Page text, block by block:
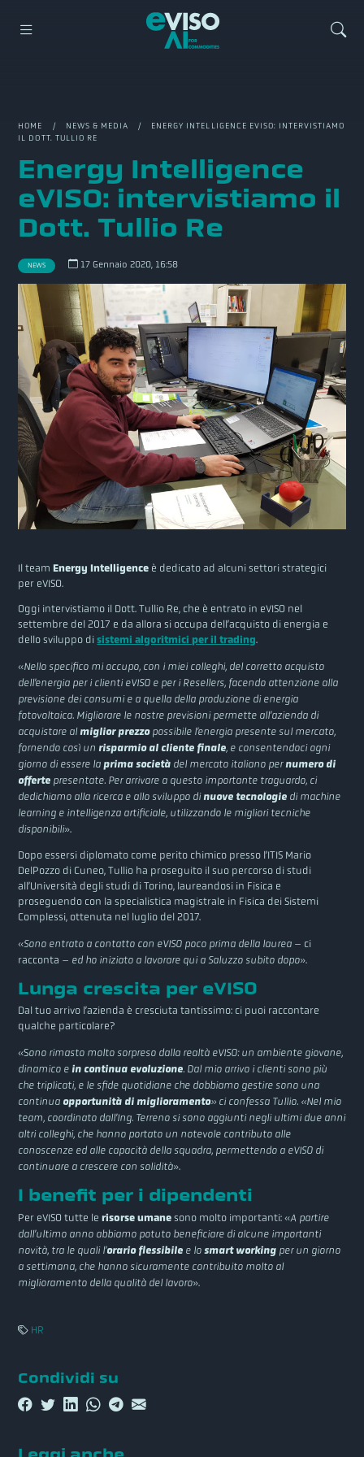
HOME / NEWS & MEDIA / ENERGY INTELLIGENCE EVISO: INTERVISTIAMO
IL DOTT. TULLIO RE
Energy Intelligence
eVISO: intervistiamo il
Dott. Tullio Re
NEWS 17 Gennaio 2020, 16:58
Il teamEnergy Intelligence è dedicato ad alcuni settori strategici
per eVISO.
Oggi intervistiamo il Dott. Tullio Re, che è entrato in eVISO nel
settembre del 2017 e da allora si occupa dell’acquisto di energia e
dello sviluppo disistemi algoritmici per il trading.
«Nello specifico mi occupo, con i miei colleghi, del corretto acquisto
dell’energia per i clienti eVISO e per i Resellers, facendo attenzione alla
previsione dei consumi e a quella della produzione di energia
fotovoltaica. Migliorare le nostre previsioni permette all’azienda di
acquistare almiglior prezzo possibile l’energia presente sul mercato,
fornendo così unrisparmio al cliente finale, e consentendoci ogni
giorno di essere laprima società del mercato italiano pernumero di
offerte presentate. Per arrivare a questo importante traguardo, ci
dedichiamo alla ricerca e allo sviluppo dinuove tecnologie di machine
learning e intelligenza artificiale, utilizzando le migliori tecniche
disponibili».
Dopo essersi diplomato come perito chimico presso l’ITIS Mario
DelPozzo di Cuneo, Tullio ha proseguito il suo percorso di studi
all’Università degli studi di Torino, laureandosi in Fisica e
proseguendo con la specialistica magistrale in Fisica dei Sistemi
Complessi, ottenuta nel luglio del 2017.
«Sono entrato a contatto con eVISO poco prima della laurea – ci
racconta – ed ho iniziato a lavorare qui a Saluzzo subito dopo».
Lunga crescita per eVISO
Dal tuo arrivo l’azienda è cresciuta tantissimo: ci puoi raccontare
qualche particolare?
«Sono rimasto molto sorpreso dalla realtà eVISO: un ambiente giovane,
dinamico e in continua evoluzione. Dal mio arrivo i clienti sono più
che triplicati, e le sfide quotidiane che dobbiamo gestire sono una
continua opportunità di miglioramento» ci confessa Tullio. «Nel mio
team, coordinato dall’Ing. Terreno si sono aggiunti negli ultimi due anni
altri colleghi, che hanno portato un notevole contributo alle
conoscenze ed alle capacità della squadra, permettendo a eVISO di
continuare a crescere con solidità».
I benefit per i dipendenti
Per eVISO tutte lerisorse umanesono molto importanti: «A partire
dall’ultimo anno abbiamo potuto beneficiare di alcune importanti
novità, tra le quali l’orario flessibile e losmart working per un giorno
a settimana, che hanno sicuramente contribuito molto al
miglioramento della qualità del lavoro».
HR
Condividi su